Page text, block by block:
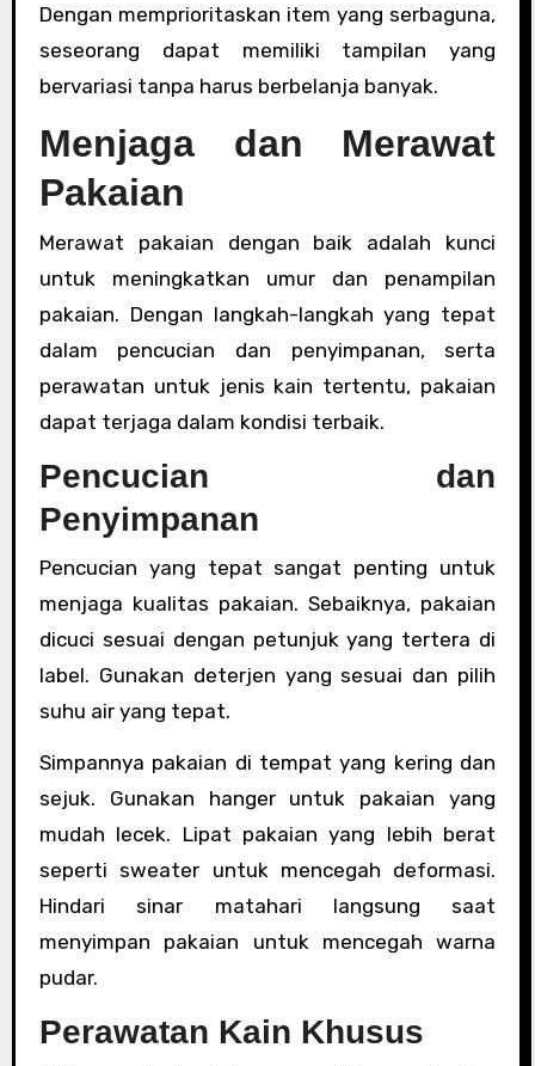
Dengan memprioritaskan item yang serbaguna,
seseorang dapat memiliki tampilan yang
bervariasi tanpa harus berbelanja banyak.
Menjaga dan Merawat
Pakaian
Merawat pakaian dengan baik adalah kunci
untuk meningkatkan umur dan penampilan
pakaian. Dengan langkah-langkah yang tepat
dalam pencucian dan penyimpanan, serta
perawatan untuk jenis kain tertentu, pakaian
dapat terjaga dalam kondisi terbaik.
Pencucian dan
Penyimpanan
Pencucian yang tepat sangat penting untuk
menjaga kualitas pakaian. Sebaiknya, pakaian
dicuci sesuai dengan petunjuk yang tertera di
label. Gunakan deterjen yang sesuai dan pilih
suhu air yang tepat.
Simpannya pakaian di tempat yang kering dan
sejuk. Gunakan hanger untuk pakaian yang
mudah lecek. Lipat pakaian yang lebih berat
seperti sweater untuk mencegah deformasi.
Hindari sinar matahari langsung saat
menyimpan pakaian untuk mencegah warna
pudar.
Perawatan Kain Khusus